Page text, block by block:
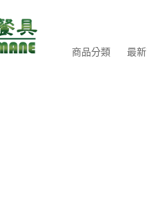
商品分類 最